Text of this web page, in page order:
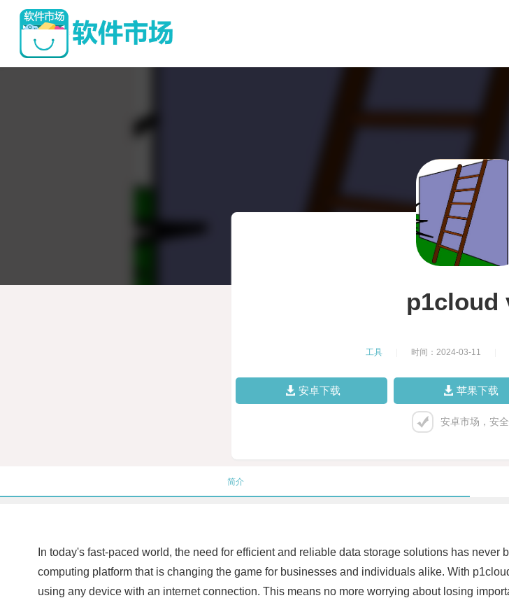
p1cloud
工具 时间：2024-03-11
安卓下载 苹果下载
安卓市场，安
简介
In today's fast-paced world, the need for efficient and reliable data storage solutions has
computing platform that is changing the game for businesses and individuals alike. With
using any device with an internet connection. This means no more worrying about losing